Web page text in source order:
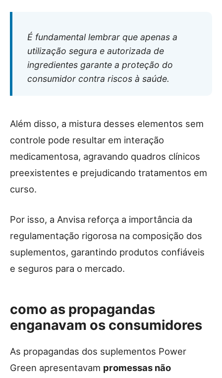
É fundamental lembrar que apenas a
utilização segura e autorizada de
ingredientes garante a proteção do
consumidor contra riscos à saúde.
Além disso, a mistura desses elementos sem
controle pode resultar em interação
medicamentosa, agravando quadros clínicos
preexistentes e prejudicando tratamentos em
curso.
Por isso, a Anvisa reforça a importância da
regulamentação rigorosa na composição dos
suplementos, garantindo produtos confiáveis
e seguros para o mercado.
como as propagandas
enganavam os consumidores
As propagandas dos suplementos Power
Green apresentavam promessas não